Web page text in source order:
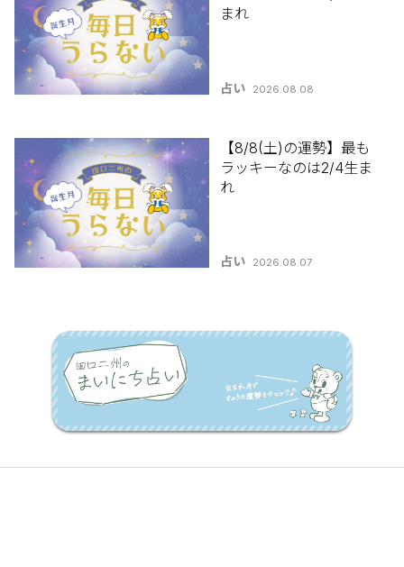
まれ
占い 2026.08.08
【8/8(土)の運勢】最も
ラッキーなのは2/4生ま
れ
占い 2026.08.07